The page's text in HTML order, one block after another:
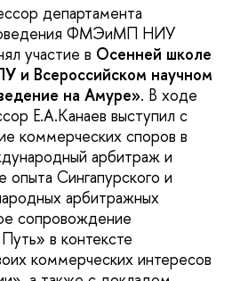
департамента
ФМЭиМП НИУ
участие в Осенней школе
и Всероссийском научном
на Амуре». В ходе
Е.А.Канаев выступил с
коммерческих споров в
арбитраж и
Сингапурского и
арбитражных
сопровождение
в контексте
коммерческих интересов